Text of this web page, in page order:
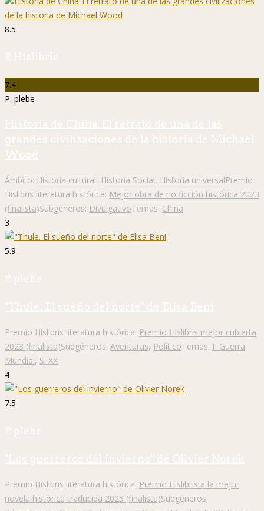
8.5
P. Hislibris
7.4
P. plebe
Historia de China. El retrato de una de las
grandes civilizaciones de la historia de Michael
Wood
Ámbito: Historia cultural, Historia Social, Historia universalPremio
Hislibris literatura histórica: Mejor obra de no ficción histórica 2023
(finalista)Subgéneros: DivulgativoTemas: China
3
5.9
P. plebe
"Thule. El sueño del norte" de Elisa Beni
Premio Hislibris literatura histórica: Premio Hislibris mejor cubierta
2023 (finalista)Subgéneros: Aventuras, PolíticoTemas: II Guerra
Mundial, S. XX
4
7.5
P. plebe
"Los guerreros del invierno" de Olivier Norek
Premio Hislibris literatura histórica: Premio Hislibris a la mejor
novela histórica traducida 2025 (finalista)Subgéneros: